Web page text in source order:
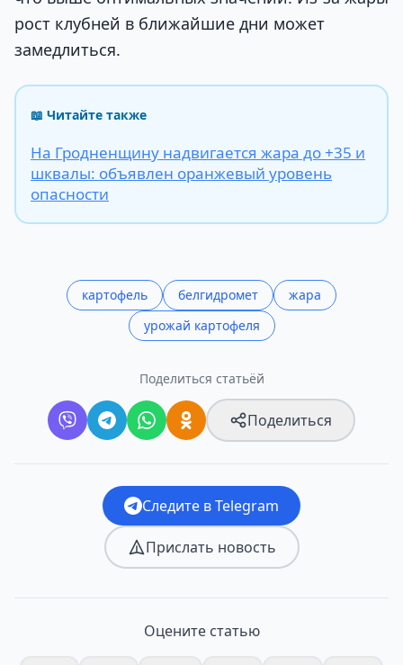
рост клубней в ближайшие дни может
замедлиться.
📖 Читайте также
На Гродненщину надвигается жара до +35 и
шквалы: объявлен оранжевый уровень
опасности
картофель белгидромет
жара
урожай картофеля
Поделиться статьёй
Поделиться
Следите в Telegram
Прислать новость
Оцените статью